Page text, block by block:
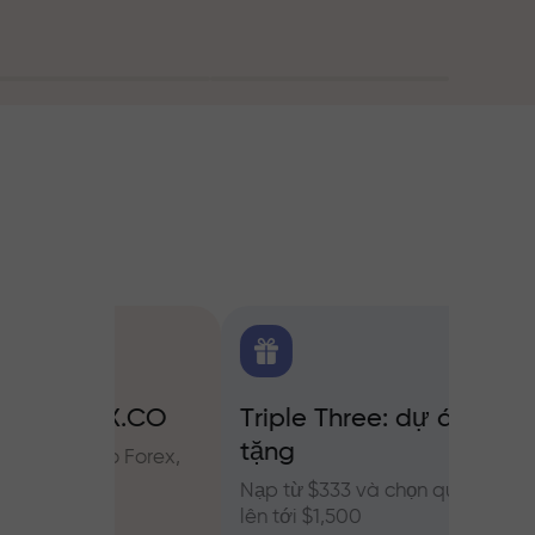
Triple Three: dự án quà
tặng
Nạp từ $333 và chọn quà trị giá
lên tới $1,500